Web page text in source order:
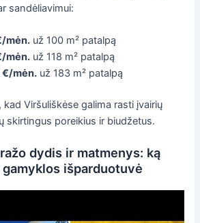
sandėliavimui:
mėn. už 100 m² patalpą
mėn. už 118 m² patalpą
€/mėn. už 183 m² patalpą
kad Viršuliškėse galima rasti įvairių
skirtingus poreikius ir biudžetus.
dydis ir matmenys: ką
išparduotuvė